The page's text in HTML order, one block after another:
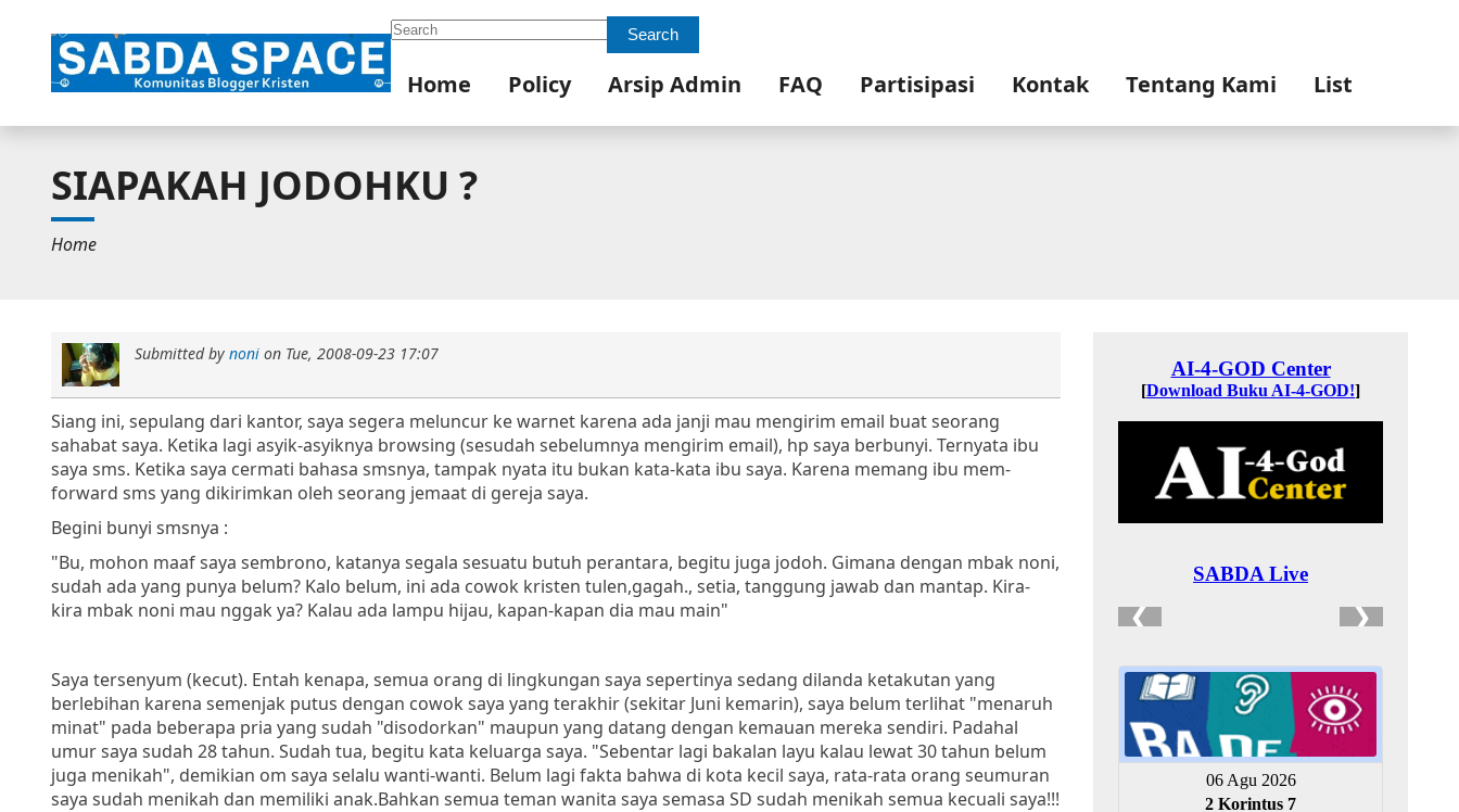
Search Search
Home Policy Arsip Admin FAQ Partisipasi Kontak Tentang Kami List
SIAPAKAH JODOHKU ?
Home
Submitted bynoni on Tue, 2008-09-23 17:07
Siang ini, sepulang dari kantor, saya segera meluncur ke warnet karena ada janji mau mengirim email buat seorang
sahabat saya. Ketika lagi asyik-asyiknya browsing (sesudah sebelumnya mengirim email), hp saya berbunyi. Ternyata ibu
saya sms. Ketika saya cermati bahasa smsnya, tampak nyata itu bukan kata-kata ibu saya. Karena memang ibu mem-
forward sms yang dikirimkan oleh seorang jemaat di gereja saya.
Begini bunyi smsnya :
"Bu, mohon maaf saya sembrono, katanya segala sesuatu butuh perantara, begitu juga jodoh. Gimana dengan mbak noni,
sudah ada yang punya belum? Kalo belum, ini ada cowok kristen tulen,gagah., setia, tanggung jawab dan mantap. Kira-
kira mbak noni mau nggak ya? Kalau ada lampu hijau, kapan-kapan dia mau main"
Saya tersenyum (kecut). Entah kenapa, semua orang di lingkungan saya sepertinya sedang dilanda ketakutan yang
berlebihan karena semenjak putus dengan cowok saya yang terakhir (sekitar Juni kemarin), saya belum terlihat "menaruh
minat" pada beberapa pria yang sudah "disodorkan" maupun yang datang dengan kemauan mereka sendiri. Padahal
umur saya sudah 28 tahun. Sudah tua, begitu kata keluarga saya. "Sebentar lagi bakalan layu kalau lewat 30 tahun belum
juga menikah", demikian om saya selalu wanti-wanti. Belum lagi fakta bahwa di kota kecil saya, rata-rata orang seumuran
saya sudah menikah dan memiliki anak.Bahkan semua teman wanita saya semasa SD sudah menikah semua kecuali saya!!!